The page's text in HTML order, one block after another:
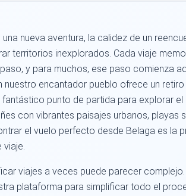
nueva aventura, la calidez de un
territorios inexplorados. Cada viaje
y para muchos, ese paso comienza
nuestro encantador pueblo ofrece un retiro
punto de partida para explorar el
con vibrantes paisajes urbanos, playas
el vuelo perfecto desde Belaga es la
viaje.
viajes a veces puede parecer
plataforma para simplificar todo el